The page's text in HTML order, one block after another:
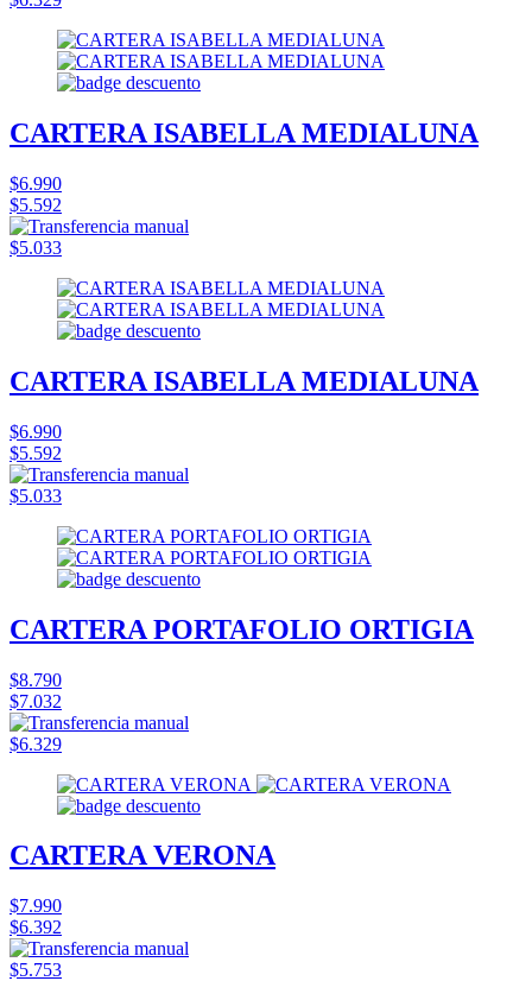
CARTERA ISABELLA MEDIALUNA
$6.990
$5.592
$5.033
CARTERA ISABELLA MEDIALUNA
$6.990
$5.592
$5.033
CARTERA PORTAFOLIO ORTIGIA
$8.790
$7.032
$6.329
CARTERA VERONA
$7.990
$6.392
$5.753